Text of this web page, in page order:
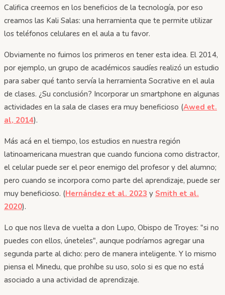
Califica creemos en los beneficios de la tecnología, por eso
creamos las Kali Salas: una herramienta que te permite utilizar
los teléfonos celulares en el aula a tu favor.
Obviamente no fuimos los primeros en tener esta idea. El 2014,
por ejemplo, un grupo de académicos saudíes realizó un estudio
para saber qué tanto servía la herramienta Socrative en el aula
de clases. ¿Su conclusión? Incorporar un smartphone en algunas
actividades en la sala de clases era muy beneficioso (Awed et.
al, 2014).
Más acá en el tiempo, los estudios en nuestra región
latinoamericana muestran que cuando funciona como distractor,
el celular puede ser el peor enemigo del profesor y del alumno;
pero cuando se incorpora como parte del aprendizaje, puede ser
muy beneficioso. (Hernández et al. 2023 y Smith et al.
2020).
Lo que nos lleva de vuelta a don Lupo, Obispo de Troyes: "si no
puedes con ellos, úneteles", aunque podríamos agregar una
segunda parte al dicho: pero de manera inteligente. Y lo mismo
piensa el Minedu, que prohíbe su uso, solo si es que no está
asociado a una actividad de aprendizaje.